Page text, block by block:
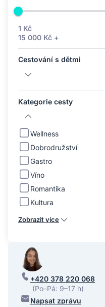
1 Kč
15 000 Kč +
Cestování s dětmi
Kategorie cesty
Wellness
Dobrodružství
Gastro
Víno
Romantika
Kultura
Zobrazit více
+420 378 220 068
(Po–Pá: 9–17 h)
Napsat zprávu